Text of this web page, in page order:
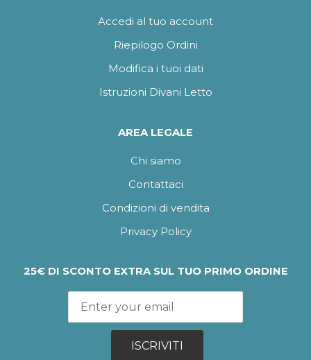
Accedi al tuo account
Riepilogo Ordini
Modifica i tuoi dati
Istruzioni Divani Letto
AREA LEGALE
Chi siamo
Contattaci
Condizioni di vendita
Privacy Policy
25€ DI SCONTO EXTRA SUL TUO PRIMO ORDINE
ISCRIVITI